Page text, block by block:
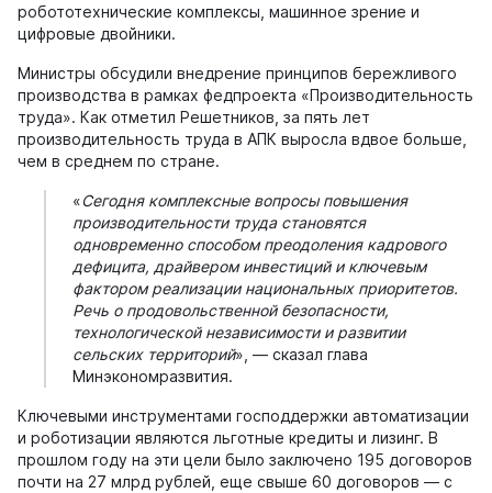
робототехнические комплексы, машинное зрение и
цифровые двойники.
Министры обсудили внедрение принципов бережливого
производства в рамках федпроекта «Производительность
труда». Как отметил Решетников, за пять лет
производительность труда в АПК выросла вдвое больше,
чем в среднем по стране.
«Сегодня комплексные вопросы повышения
производительности труда становятся
одновременно способом преодоления кадрового
дефицита, драйвером инвестиций и ключевым
фактором реализации национальных приоритетов.
Речь о продовольственной безопасности,
технологической независимости и развитии
сельских территорий», — сказал глава
Минэкономразвития.
Ключевыми инструментами господдержки автоматизации
и роботизации являются льготные кредиты и лизинг. В
прошлом году на эти цели было заключено 195 договоров
почти на 27 млрд рублей, еще свыше 60 договоров — с